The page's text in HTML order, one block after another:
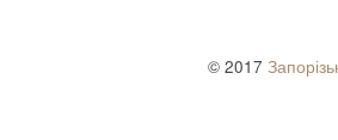
© 2017